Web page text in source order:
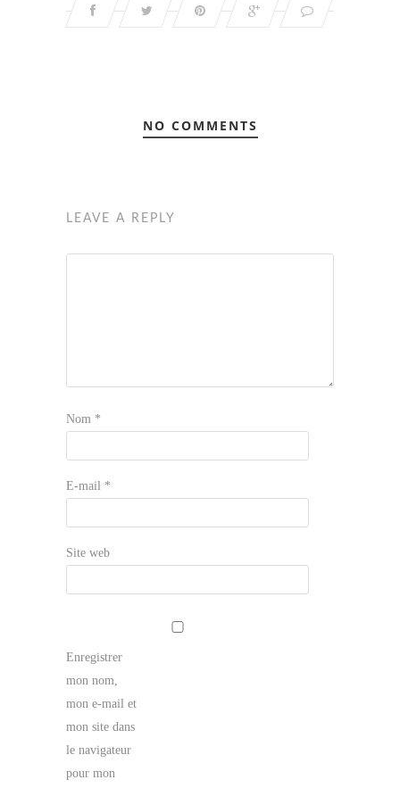
NO COMMENTS
LEAVE A REPLY
Nom *
E-mail *
Site web
Enregistrer
mon nom,
mon e-mail et
mon site dans
le navigateur
pour mon